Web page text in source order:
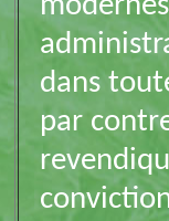
dans
par